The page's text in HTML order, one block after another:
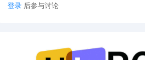
登录 后参与讨论